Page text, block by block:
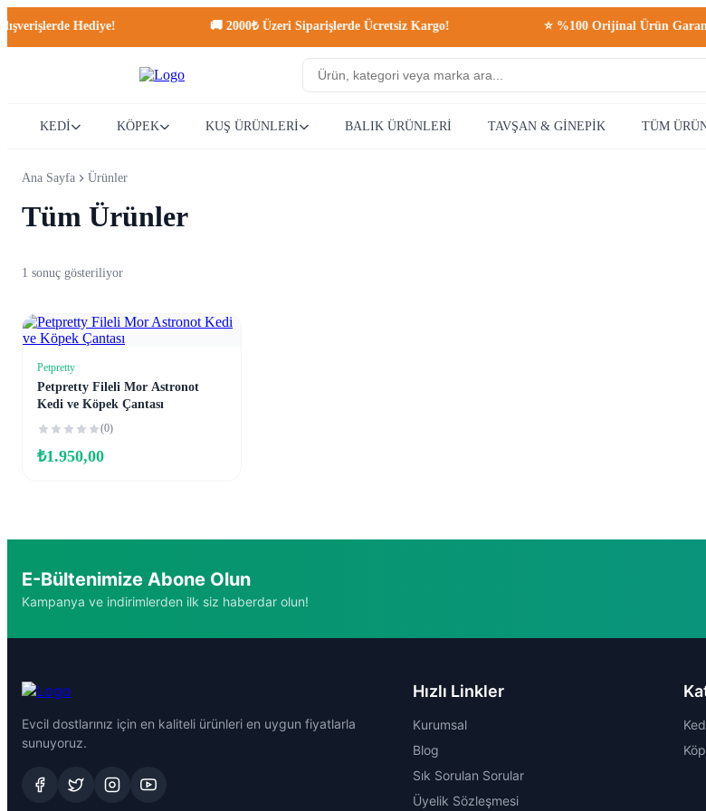
Hediye! 🚚 2000₺ Üzeri Siparişlerde Ücretsiz Kargo! ⭐ %100 Orijinal Ürün
KEDİ KÖPEK KUŞ ÜRÜNLERİ BALIK ÜRÜNLERİ TAVŞAN & GİNEPİK TÜM
Ana Sayfa Ürünler
Tüm Ürünler
1 sonuç gösteriliyor
Petpretty
Petpretty Fileli Mor Astronot
Kedi ve Köpek Çantası
(0)
₺1.950,00
E-Bültenimize Abone Olun
Kampanya ve indirimlerden ilk siz haberdar olun!
Evcil dostlarınız için en kaliteli ürünleri en uygun fiyatlarla
sunuyoruz.
Hızlı Linkler
Kurumsal
Blog
Sık Sorulan Sorular
Üyelik Sözleşmesi